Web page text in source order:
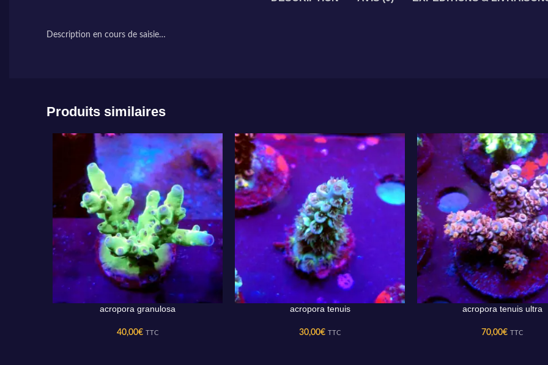
Description en cours de saisie…
Produits similaires
AJOUTER AU PANIERacropora granulosa
40,00€ TTC
AJOUTER AU PANIERacropora tenuis
30,00€ TTC
AJOUTER AU PANIERacropora tenuis ultra
70,00€ TTC